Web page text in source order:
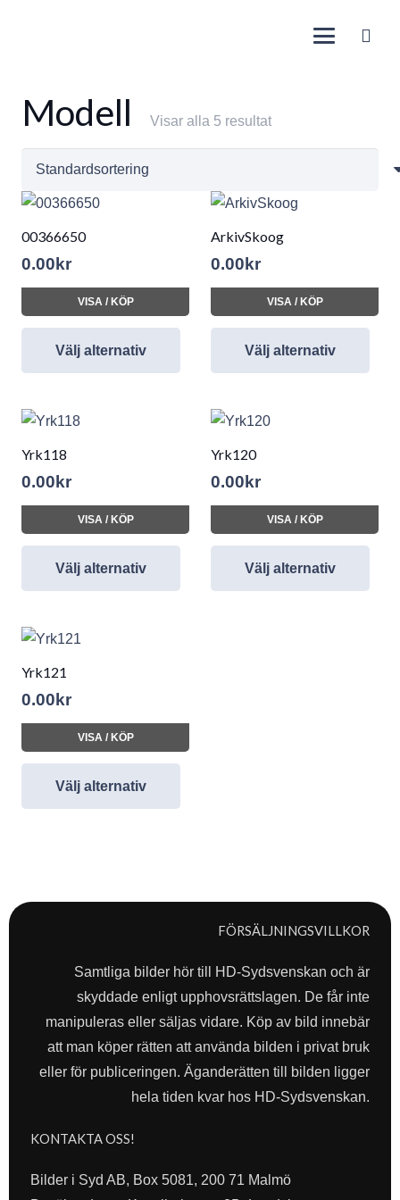
Modell Visar alla 5 resultat
00366650
0.00 kr
VISA / KÖP
Välj alternativ
ArkivSkoog
0.00 kr
VISA / KÖP
Välj alternativ
Yrk118
0.00 kr
VISA / KÖP
Välj alternativ
Yrk120
0.00 kr
VISA / KÖP
Välj alternativ
Yrk121
0.00 kr
VISA / KÖP
Välj alternativ
FÖRSÄLJNINGSVILLKOR
Samtliga bilder hör till HD-Sydsvenskan och är
skyddade enligt upphovsrättslagen. De får inte
manipuleras eller säljas vidare. Köp av bild innebär
att man köper rätten att använda bilden i privat bruk
eller för publiceringen. Äganderätten till bilden ligger
hela tiden kvar hos HD-Sydsvenskan.
KONTAKTA OSS!
Bilder i Syd AB, Box 5081, 200 71 Malmö